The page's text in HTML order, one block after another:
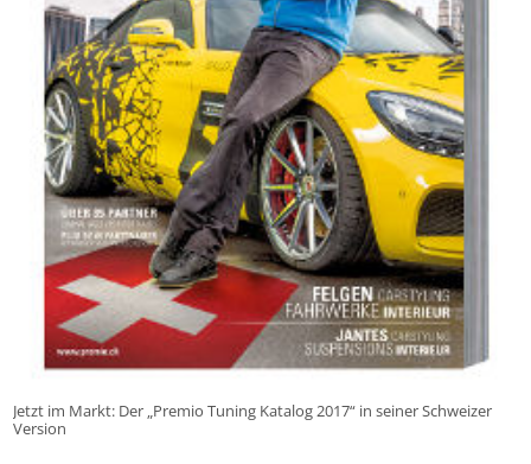
Jetzt im Markt: Der „Premio Tuning Katalog 2017“ in seiner Schweizer
Version